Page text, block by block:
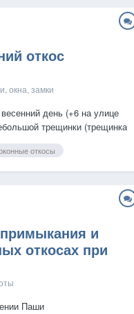
откос
окна, замки
день (+6 на улице
трещинки (трещинка
окна + сверху из
все днем а закончилось
откосы
и
откосах при
Паши